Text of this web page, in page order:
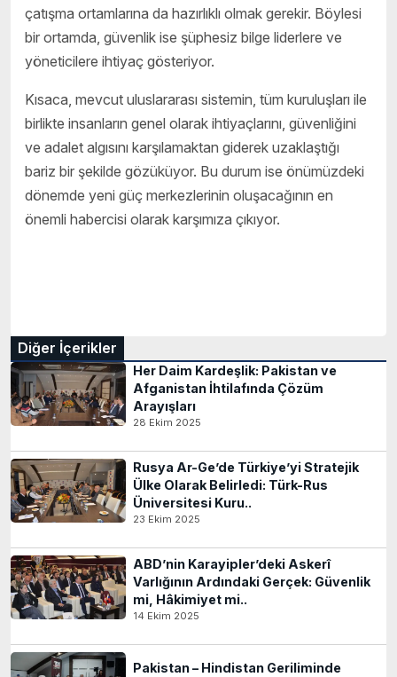
çatışma ortamlarına da hazırlıklı olmak gerekir. Böylesi
bir ortamda, güvenlik ise şüphesiz bilge liderlere ve
yöneticilere ihtiyaç gösteriyor.
Kısaca, mevcut uluslararası sistemin, tüm kuruluşları ile
birlikte insanların genel olarak ihtiyaçlarını, güvenliğini
ve adalet algısını karşılamaktan giderek uzaklaştığı
bariz bir şekilde gözüküyor. Bu durum ise önümüzdeki
dönemde yeni güç merkezlerinin oluşacağının en
önemli habercisi olarak karşımıza çıkıyor.
Diğer İçerikler
Her Daim Kardeşlik: Pakistan ve
Afganistan İhtilafında Çözüm
Arayışları
28 Ekim 2025
Rusya Ar-Ge’de Türkiye’yi Stratejik
Ülke Olarak Belirledi: Türk-Rus
Üniversitesi Kuru..
23 Ekim 2025
ABD’nin Karayipler’deki Askerî
Varlığının Ardındaki Gerçek: Güvenlik
mi, Hâkimiyet mi..
14 Ekim 2025
Pakistan – Hindistan Geriliminde